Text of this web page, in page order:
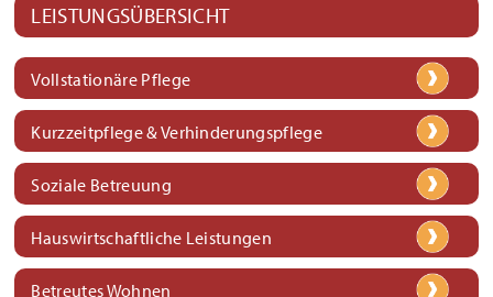
LEISTUNGSÜBERSICHT
Vollstationäre Pflege
Kurzzeitpflege & Verhinderungspflege
Soziale Betreuung
Hauswirtschaftliche Leistungen
Betreutes Wohnen